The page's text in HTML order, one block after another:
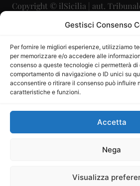
Gestisci Consenso
Per fornire le migliori esperienze, utilizziamo
per memorizzare e/o accedere alle
consenso a queste tecnologie ci permetterà di
comportamento di navigazione o ID unici su
acconsentire o ritirare il consenso può influire
caratteristiche e funzioni.
Accetta
Nega
Visualizza
Copyright © ilSicilia | aut.
29/09/2015
Direttore Editoriale:
Direttore Responsabile:
P.IVA: 06334930820
Mercurio Comunicazione Società
iscritta al Registro degli Operatori
Sito gestito daLa Digitale srl–